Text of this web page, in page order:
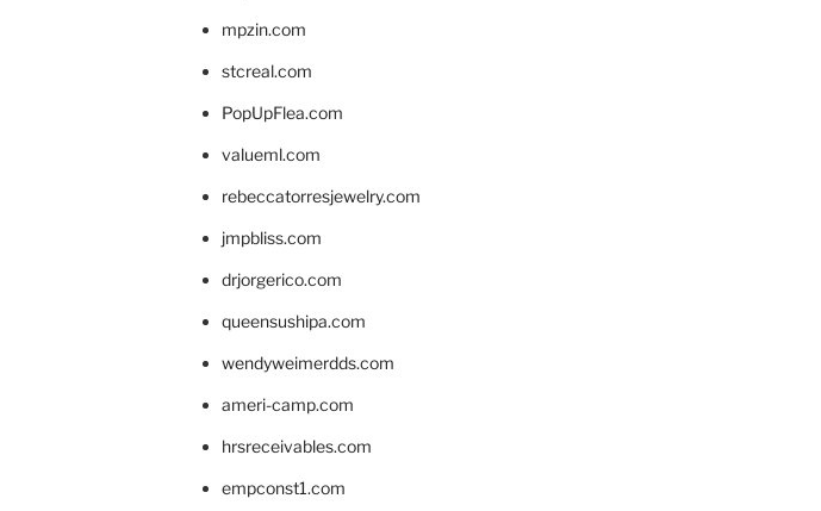
mpzin.com
stcreal.com
PopUpFlea.com
valueml.com
rebeccatorresjewelry.com
jmpbliss.com
drjorgerico.com
queensushipa.com
wendyweimerdds.com
ameri-camp.com
hrsreceivables.com
empconst1.com